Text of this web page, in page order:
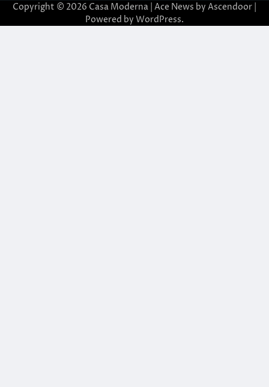
Copyright © 2026 Casa Moderna | Ace News by Ascendoor
Powered by WordPress.